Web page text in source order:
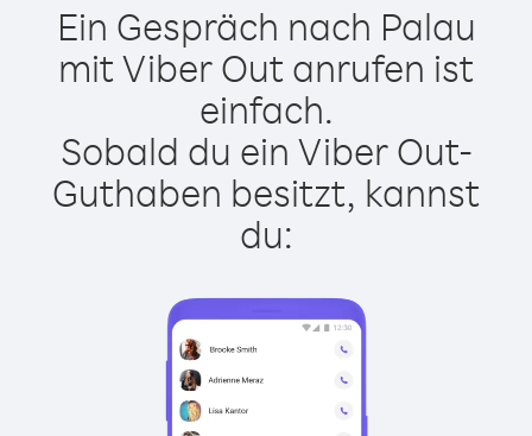
Ein Gespräch nach Palau
mit Viber Out anrufen ist
einfach.
Sobald du ein Viber Out-
Guthaben besitzt, kannst
du: